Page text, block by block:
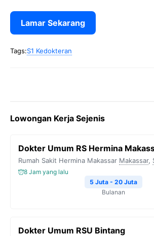
Lamar Sekarang
Tags:S1 Kedokteran
Lowongan Kerja Sejenis
Dokter Umum RS Hermina
Rumah Sakit Hermina Makassar Makassar,
8 Jam yang lalu
5 Juta - 20 Juta
Bulanan
Dokter Umum RSU Bintang